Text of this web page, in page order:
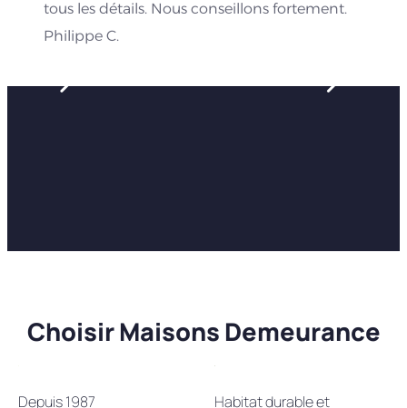
tous les détails. Nous conseillons fortement.
Philippe C.
Choisir Maisons Demeurance
Depuis 1987 Habitat durable et